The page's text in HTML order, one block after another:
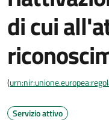
di cui
(
Servizio attivo